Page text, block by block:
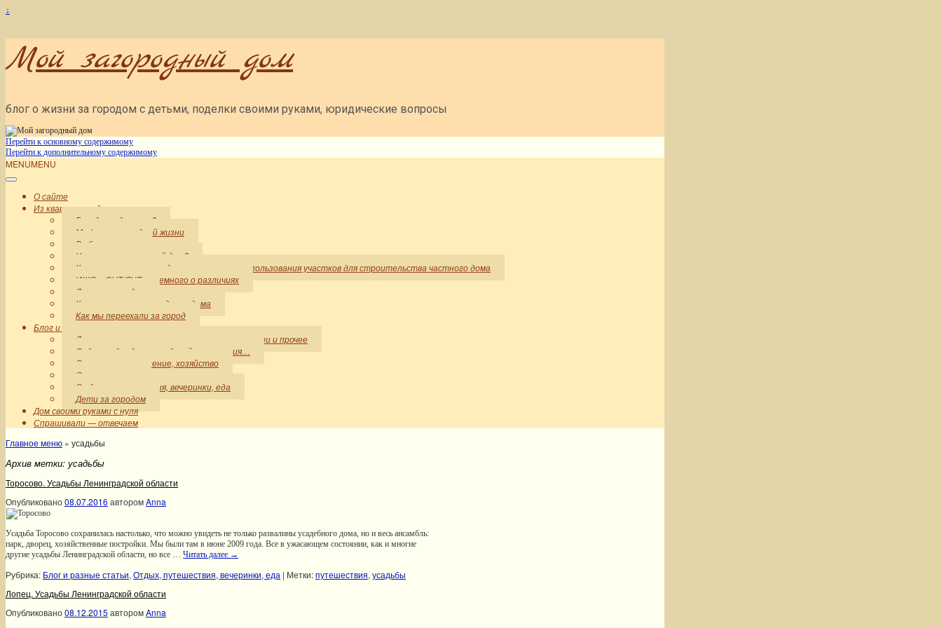
↓
Мой загородный дом
блог о жизни за городом с детьми, поделки своими руками, юридические вопросы
Перейти к основному содержимому
Перейти к дополнительному содержимому
MENUMENU
О сайте
Из квартиры в дом: начало
Город или деревня?
Мифы о загородной жизни
Выбор участка
Участок или готовый дом?
Категории земли и виды разрешенного использования участков для строительства частного дома
ИЖС и СНТ/ДНТ — немного о различиях
Дети за городом
Коммуникации загородного дома
Как мы переехали за город
Блог и разные статьи
Дом: интерьер, строительство, коммуникации и прочее
Сад: ограды, дорожки, дизайн, растения…
Организация, хранение, хозяйство
Своими руками
Отдых, путешествия, вечеринки, еда
Дети за городом
Дом своими руками с нуля
Спрашивали — отвечаем
Главное меню » усадьбы
Архив метки: усадьбы
Торосово. Усадьбы Ленинградской области
Опубликовано08.07.2016 авторомAnna
Усадьба Торосово сохранилась настолько, что можно увидеть не только развалины усадебного дома, но и весь ансамбль:
парк, дворец, хозяйственные постройки. Мы были там в июне 2009 года. Все в ужасающем состоянии, как и многие
другие усадьбы Ленинградской области, но все … Читать далее →
Рубрика: Блог и разные статьи,Отдых, путешествия, вечеринки, еда | Метки:путешествия,усадьбы
Лопец. Усадьбы Ленинградской области
Опубликовано08.12.2015 авторомAnna